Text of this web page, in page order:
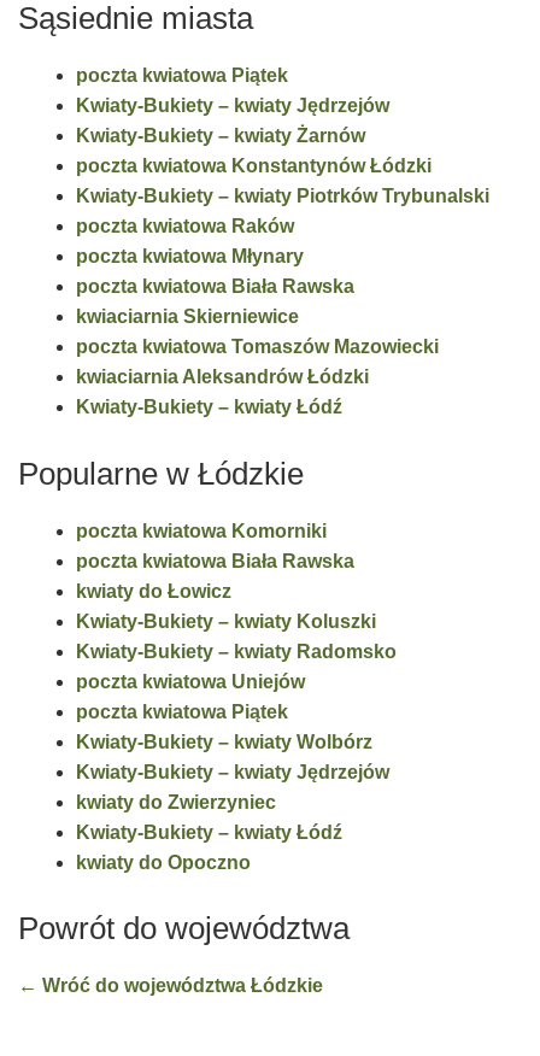
Sąsiednie miasta
poczta kwiatowa Piątek
Kwiaty-Bukiety – kwiaty Jędrzejów
Kwiaty-Bukiety – kwiaty Żarnów
poczta kwiatowa Konstantynów Łódzki
Kwiaty-Bukiety – kwiaty Piotrków Trybunalski
poczta kwiatowa Raków
poczta kwiatowa Młynary
poczta kwiatowa Biała Rawska
kwiaciarnia Skierniewice
poczta kwiatowa Tomaszów Mazowiecki
kwiaciarnia Aleksandrów Łódzki
Kwiaty-Bukiety – kwiaty Łódź
Popularne w Łódzkie
poczta kwiatowa Komorniki
poczta kwiatowa Biała Rawska
kwiaty do Łowicz
Kwiaty-Bukiety – kwiaty Koluszki
Kwiaty-Bukiety – kwiaty Radomsko
poczta kwiatowa Uniejów
poczta kwiatowa Piątek
Kwiaty-Bukiety – kwiaty Wolbórz
Kwiaty-Bukiety – kwiaty Jędrzejów
kwiaty do Zwierzyniec
Kwiaty-Bukiety – kwiaty Łódź
kwiaty do Opoczno
Powrót do województwa
← Wróć do województwa Łódzkie